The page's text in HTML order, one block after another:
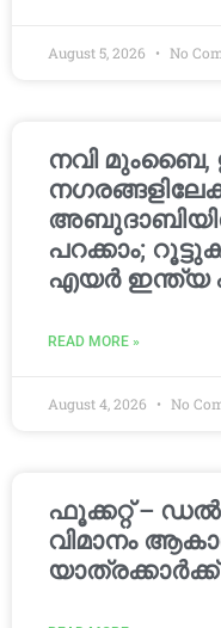
August 5, 2026 No
നവി
അബുദാബിയിൽ
പറക്കാം;
എയർ
READ MORE »
August 4, 2026 No
ഫൂക്കറ്റ് –
വിമാനം
യാത്രക്കാര്‍ക്ക്